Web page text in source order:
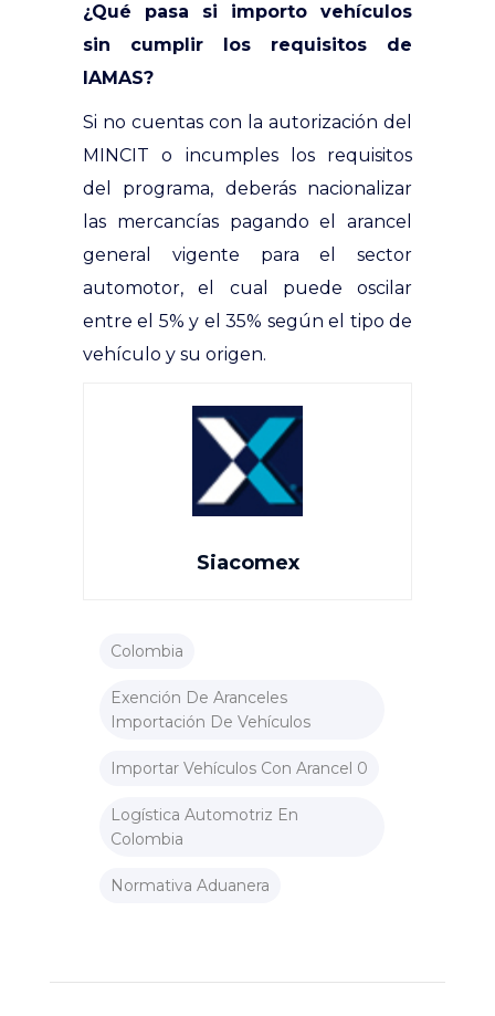
¿Qué pasa si importo vehículos
sin cumplir los requisitos de
IAMAS?
Si no cuentas con la autorización del
MINCIT o incumples los requisitos
del programa, deberás nacionalizar
las mercancías pagando el arancel
general vigente para el sector
automotor, el cual puede oscilar
entre el 5% y el 35% según el tipo de
vehículo y su origen.
Siacomex
Colombia
Exención De Aranceles
Importación De Vehículos
Importar Vehículos Con Arancel 0
Logística Automotriz En
Colombia
Normativa Aduanera